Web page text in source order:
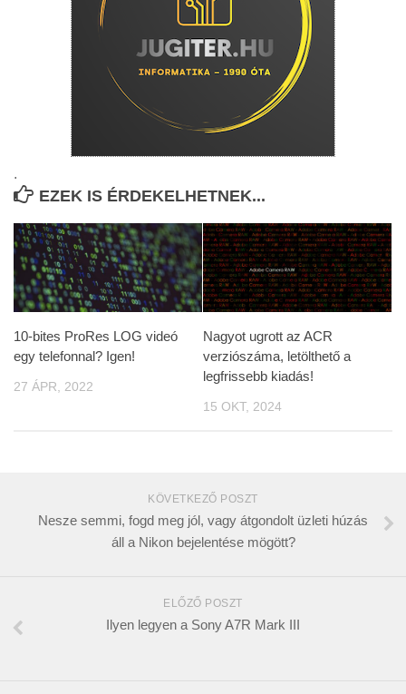
.
EZEK IS ÉRDEKELHETNEK...
10-bites ProRes LOG videó
egy telefonnal? Igen!
27 ÁPR, 2022
Nagyot ugrott az ACR
verziószáma, letölthető a
legfrissebb kiadás!
15 OKT, 2024
KÖVETKEZŐ POSZT
Nesze semmi, fogd meg jól, vagy átgondolt üzleti húzás
áll a Nikon bejelentése mögött?
ELŐZŐ POSZT
Ilyen legyen a Sony A7R Mark III